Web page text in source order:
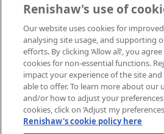
MyRenishaw
Negozio online
Fiere e conferenze
Renishaw partecipa a questi eventi
Renishaw's use of
Our website uses cookies for
analysing site usage, and supporting
efforts. By clicking ‘Allow all’, you
cookies for non-essential functions.
impact your experience of the site and
able to offer. To learn more about our
and/or how to adjust your
cookies, click on ‘Adjust my
Renishaw's cookie policy here